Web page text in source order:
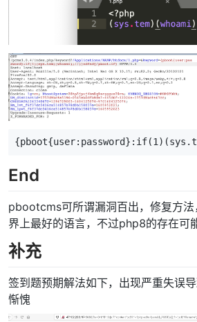
End
pbootcms可所谓漏洞百出，修复方
界上最好的语言，不过php8的存在可
补充
签到题预期解法如下，出现严重失误
惭愧